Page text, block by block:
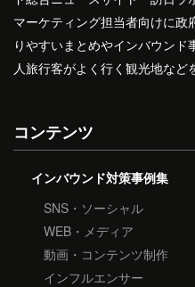
マーケティング担当者向けに
りやすいまとめやインバウン
人旅行客がよく行く観光地など
コンテンツ
インバウンド対策事例集
SNS・ソーシャル
WEB・メディア
動画・コンテンツ制作
インフルエンサー